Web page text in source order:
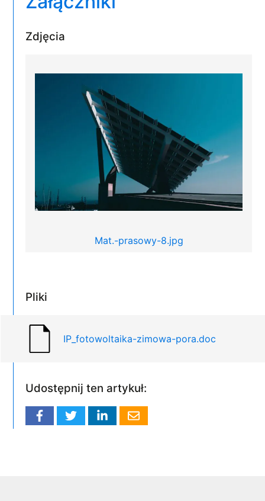
Zdjęcia
Mat.-prasowy-8.jpg
Pliki
IP_fotowoltaika-zimowa-pora.doc
Udostępnij ten artykuł: